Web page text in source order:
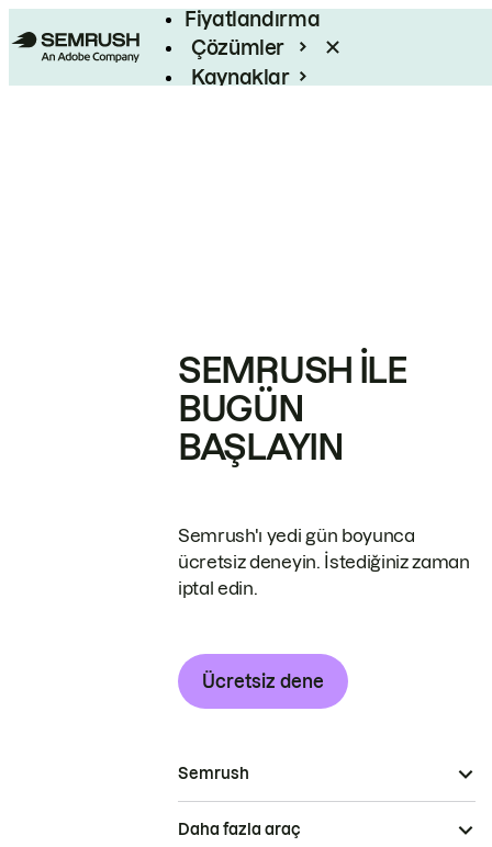
Fiyatlandırma
Çözümler
Kaynaklar
SEMRUSH ILE
BUGÜN
BAŞLAYIN
Semrush'ı yedi gün boyunca
ücretsiz deneyin. İstediğiniz zaman
iptal edin.
Ücretsiz dene
Semrush
Daha fazla araç